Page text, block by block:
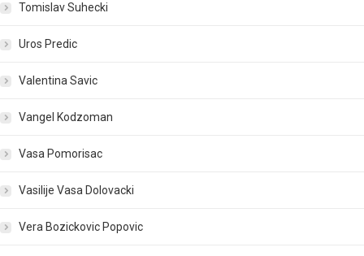
Tomislav Suhecki
Uros Predic
Valentina Savic
Vangel Kodzoman
Vasa Pomorisac
Vasilije Vasa Dolovacki
Vera Bozickovic Popovic